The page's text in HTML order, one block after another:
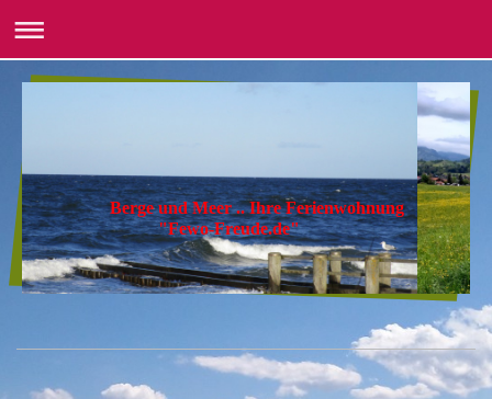
Berge und Meer .. Ihre Ferienwohnung
"Fewo-Freude.de"